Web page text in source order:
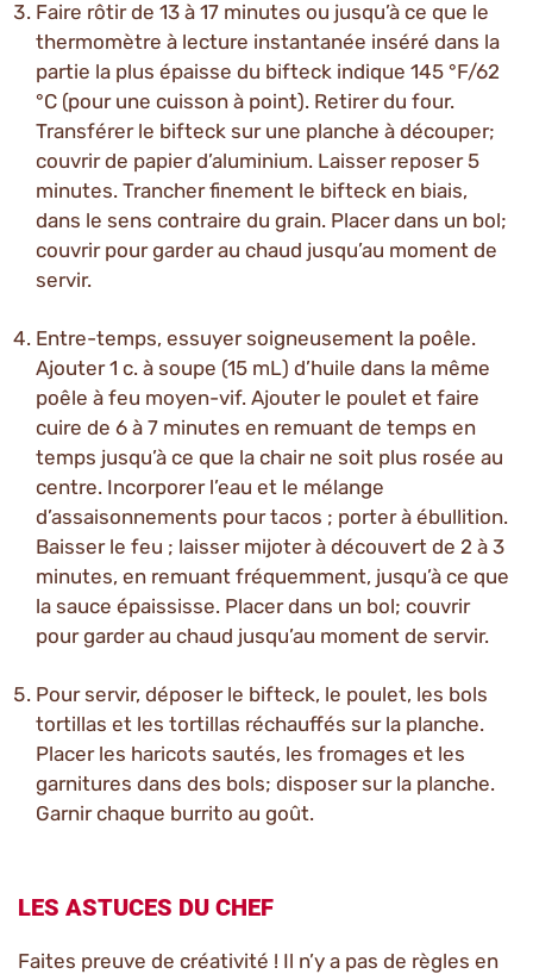
Faire rôtir de 13 à 17 minutes ou jusqu’à ce que le
thermomètre à lecture instantanée inséré dans la
partie la plus épaisse du bifteck indique 145 °F/62
°C (pour une cuisson à point). Retirer du four.
Transférer le bifteck sur une planche à découper;
couvrir de papier d’aluminium. Laisser reposer 5
minutes. Trancher finement le bifteck en biais,
dans le sens contraire du grain. Placer dans un bol;
couvrir pour garder au chaud jusqu’au moment de
servir.
Entre-temps, essuyer soigneusement la poêle.
Ajouter 1 c. à soupe (15 mL) d’huile dans la même
poêle à feu moyen-vif. Ajouter le poulet et faire
cuire de 6 à 7 minutes en remuant de temps en
temps jusqu’à ce que la chair ne soit plus rosée au
centre. Incorporer l’eau et le mélange
d’assaisonnements pour tacos ; porter à ébullition.
Baisser le feu ; laisser mijoter à découvert de 2 à 3
minutes, en remuant fréquemment, jusqu’à ce que
la sauce épaississe. Placer dans un bol; couvrir
pour garder au chaud jusqu’au moment de servir.
Pour servir, déposer le bifteck, le poulet, les bols
tortillas et les tortillas réchauffés sur la planche.
Placer les haricots sautés, les fromages et les
garnitures dans des bols; disposer sur la planche.
Garnir chaque burrito au goût.
LES ASTUCES DU CHEF
Faites preuve de créativité ! Il n’y a pas de règles en